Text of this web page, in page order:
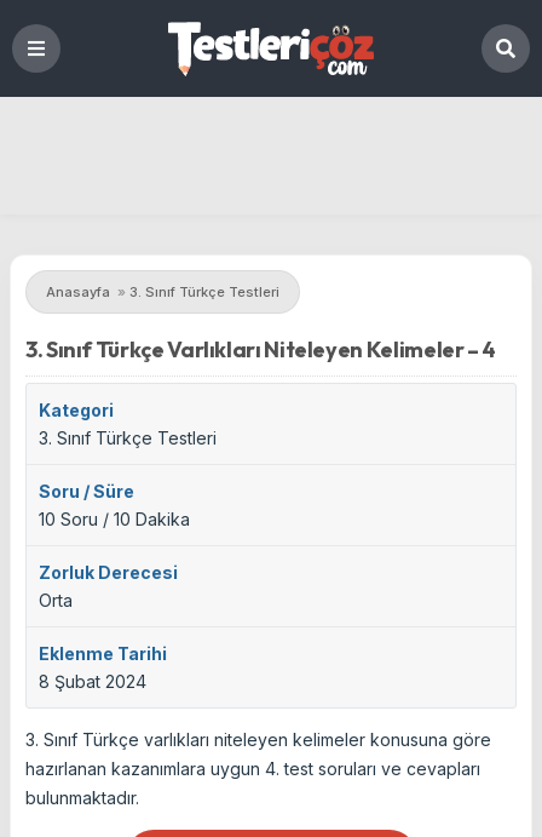
Anasayfa » 3. Sınıf Türkçe Testleri
3. Sınıf Türkçe Varlıkları Niteleyen Kelimeler – 4
Kategori
3. Sınıf Türkçe Testleri
Soru / Süre
10 Soru / 10 Dakika
Zorluk Derecesi
Orta
Eklenme Tarihi
8 Şubat 2024
3. Sınıf Türkçe varlıkları niteleyen kelimeler konusuna göre
hazırlanan kazanımlara uygun 4. test soruları ve cevapları
bulunmaktadır.